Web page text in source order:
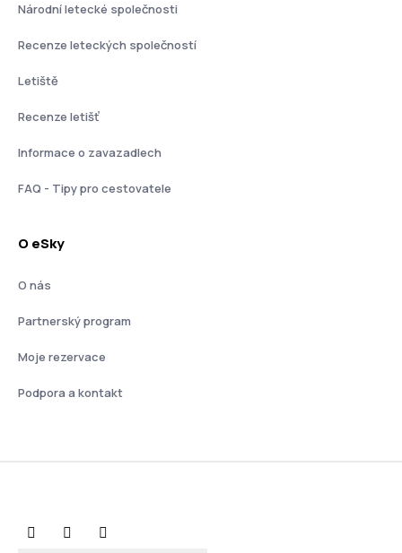
Národní letecké společnosti
Recenze leteckých společností
Letiště
Recenze letišť
Informace o zavazadlech
FAQ - Tipy pro cestovatele
O eSky
O nás
Partnerský program
Moje rezervace
Podpora a kontakt